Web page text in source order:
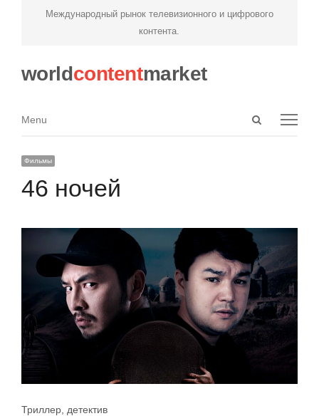
Международный рынок телевизионного и цифрового
контента.
worldcontentmarket
Open
Menu
Menu
Фильмы
46 ночей
Триллер, детектив